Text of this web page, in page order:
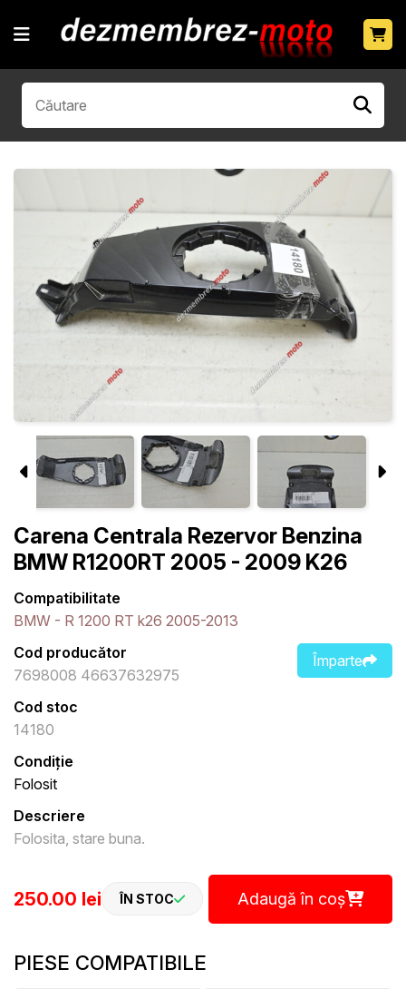
Carena Centrala Rezervor Benzina
BMW R1200RT 2005 - 2009 K26
Compatibilitate
BMW - R 1200 RT k26 2005-2013
Împarte
Cod producător
7698008 46637632975
Cod stoc
14180
Condiție
Folosit
Descriere
Folosita, stare buna.
250.00 lei ÎN STOC Adaugă în coș
PIESE COMPATIBILE